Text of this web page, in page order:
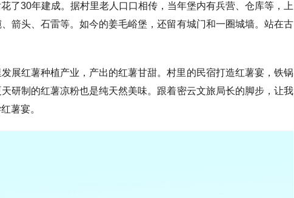
了30年建成。据村里老人口口相传，当年堡内有兵营、仓库等，上
箭头、石雷等。如今的姜毛峪堡，还留有城门和一圈城墙。站在古
展红薯种植产业，产出的红薯甘甜。村里的民宿打造红薯宴，铁锅
研制的红薯凉粉也是纯天然美味。跟着密云文旅局长的脚步，让我
薯宴。